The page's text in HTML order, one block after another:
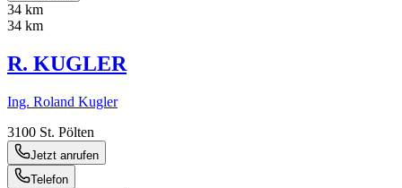
34 km
34 km
R. KUGLER
Ing. Roland Kugler
3100 St. Pölten
Jetzt anrufen
Telefon